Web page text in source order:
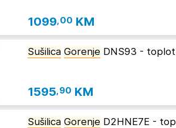
1099,00 KM
Sušilica Gorenje DNS93 -
1595,90 KM
Sušilica Gorenje D2HNE7E -